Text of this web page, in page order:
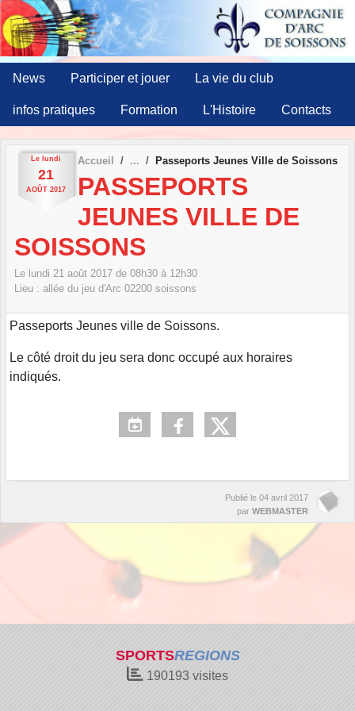
News Participer et jouer La vie du club
infos pratiques Formation L'Histoire Contacts
Le lundi
21
AOÛT 2017
Accueil Passeports Jeunes Ville de Soissons
PASSEPORTS
JEUNES VILLE DE
SOISSONS
Le lundi 21 août 2017 de 08h30 à 12h30
Lieu : allée du jeu d'Arc 02200 soissons
Passeports Jeunes ville de Soissons.
Le côté droit du jeu sera donc occupé aux horaires
indiqués.
Publié le 04 avril 2017
par WEBMASTER
SPORTSREGIONS
190193 visites
Panneau de gestion des cookies